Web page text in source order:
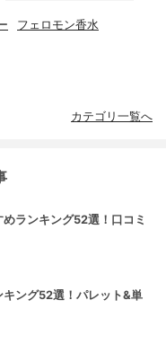
フェロモン香水
カテゴリ一覧へ
ランキング52選！口コミ
ング52選！パレット&単